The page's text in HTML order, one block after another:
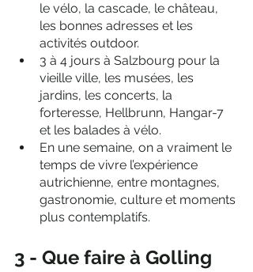
le vélo, la cascade, le château,
les bonnes adresses et les
activités outdoor.
3 à 4 jours à Salzbourg pour la
vieille ville, les musées, les
jardins, les concerts, la
forteresse, Hellbrunn, Hangar-7
et les balades à vélo.
En une semaine, on a vraiment le
temps de vivre l’expérience
autrichienne, entre montagnes,
gastronomie, culture et moments
plus contemplatifs.
3 - Que faire à Golling